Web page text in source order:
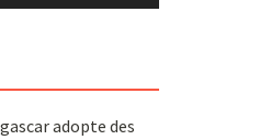
adopte des